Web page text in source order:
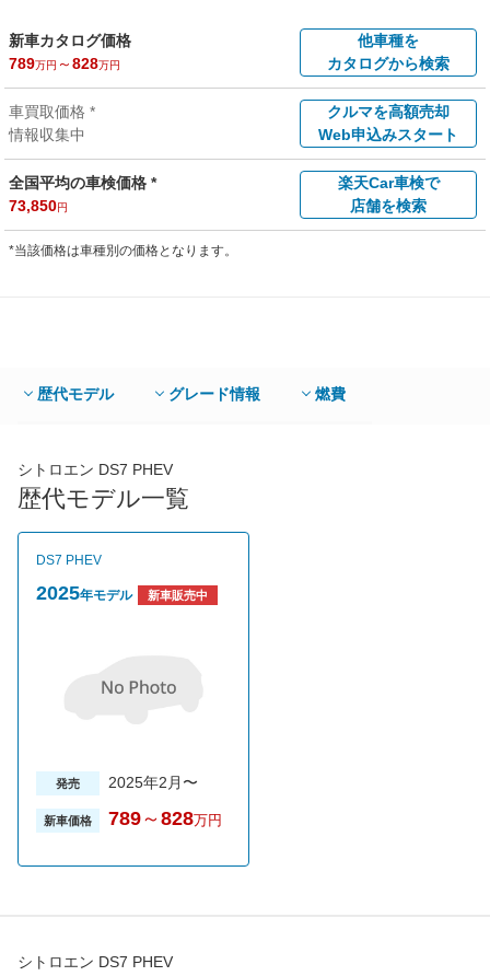
新車カタログ価格
789万円 ～828万円
他車種を
カタログから検索
車買取価格 *
情報収集中
クルマを高額売却
Web申込みスタート
全国平均の車検価格 *
73,850円
楽天Car車検で
店舗を検索
*当該価格は車種別の価格となります。
歴代モデル グレード情報 燃費
シトロエン DS7 PHEV
歴代モデル一覧
DS7 PHEV
2025年モデル 新車販売中
発売 2025年2月〜
新車価格 789～ 828万円
シトロエン DS7 PHEV